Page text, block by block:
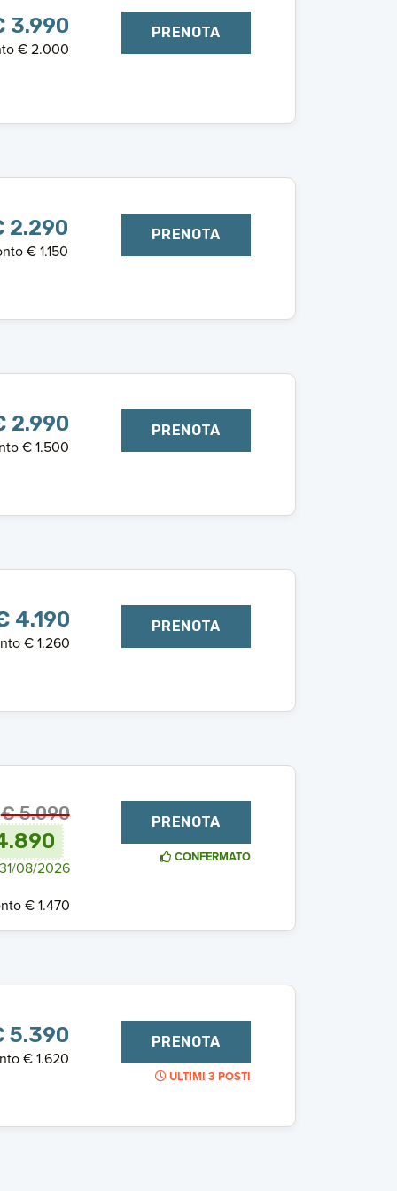
3.990
€ 2.000
PRENOTA
2.290
€ 1.150
PRENOTA
2.990
€ 1.500
PRENOTA
4.190
€ 1.260
PRENOTA
€ 5.090
08/2026
€ 1.470
PRENOTA
CONFERMATO
5.390
€ 1.620
PRENOTA
ULTIMI 3 POSTI